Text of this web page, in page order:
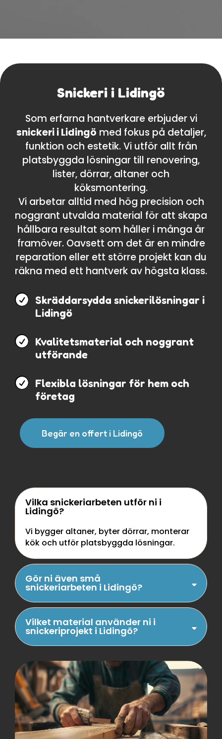
Snickeri i Lidingö
Som erfarna hantverkare erbjuder vi
snickeri i Lidingö med fokus på detaljer,
funktion och estetik. Vi utför allt från
platsbyggda lösningar till renovering,
lister, dörrar, altaner och
köksmontering.
Vi arbetar alltid med hög precision och
noggrant utvalda material för att skapa
hållbara resultat som håller i många år
framöver. Oavsett om det är en mindre
reparation eller ett större projekt kan du
räkna med ett hantverk av högsta klass.
 Skräddarsydda snickerilösningar i
Lidingö
 Kvalitetsmaterial och noggrant
utförande
 Flexibla lösningar för hem och
företag
Begär en offert i Lidingö
Vilka snickeriarbeten utför ni i
Lidingö?
Vi bygger altaner, byter dörrar, monterar
kök och utför platsbyggda lösningar.
Gör ni även små
snickeriarbeten i Lidingö?
Vilket material använder ni i
snickeriprojekt i Lidingö?